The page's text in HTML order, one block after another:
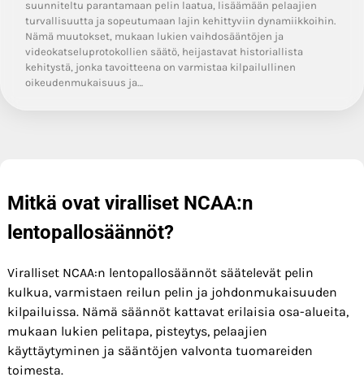
suunniteltu parantamaan pelin laatua, lisäämään pelaajien
turvallisuutta ja sopeutumaan lajin kehittyviin dynamiikkoihin.
Nämä muutokset, mukaan lukien vaihdosääntöjen ja
videokatseluprotokollien säätö, heijastavat historiallista
kehitystä, jonka tavoitteena on varmistaa kilpailullinen
oikeudenmukaisuus ja…
Mitkä ovat viralliset NCAA:n
lentopallosäännöt?
Viralliset NCAA:n lentopallosäännöt säätelevät pelin
kulkua, varmistaen reilun pelin ja johdonmukaisuuden
kilpailuissa. Nämä säännöt kattavat erilaisia osa-alueita,
mukaan lukien pelitapa, pisteytys, pelaajien
käyttäytyminen ja sääntöjen valvonta tuomareiden
toimesta.